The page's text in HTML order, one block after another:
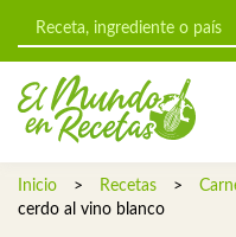
Inicio > Recetas >
cerdo al vino blanco